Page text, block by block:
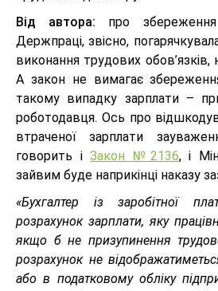
Від автора: про збереження
Держпраці, звісно,
виконання трудових обов’язків,
А закон не вимагає
такому випадку зарплати –
роботодавця. Ось про
втраченої зарплати
говорить іЗакон №2136, і
зайвим буде наприкінці наказу
«Бухгалтер із заробітної
розрахунок зарплати, яку
якщо б не призупинення
розрахунок не
або в податковому обліку